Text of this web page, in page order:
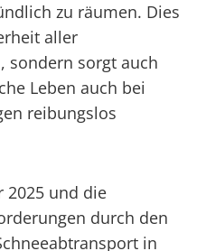
zu räumen. Dies
aller
sondern sorgt auch
Leben auch bei
reibungslos
2025 und die
durch den
in